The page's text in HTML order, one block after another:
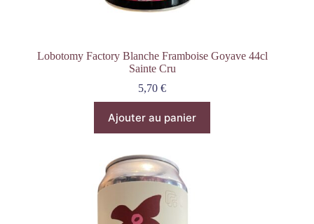
Lobotomy Factory Blanche Framboise Goyave 44cl
Sainte Cru
5,70€
Ajouter au panier